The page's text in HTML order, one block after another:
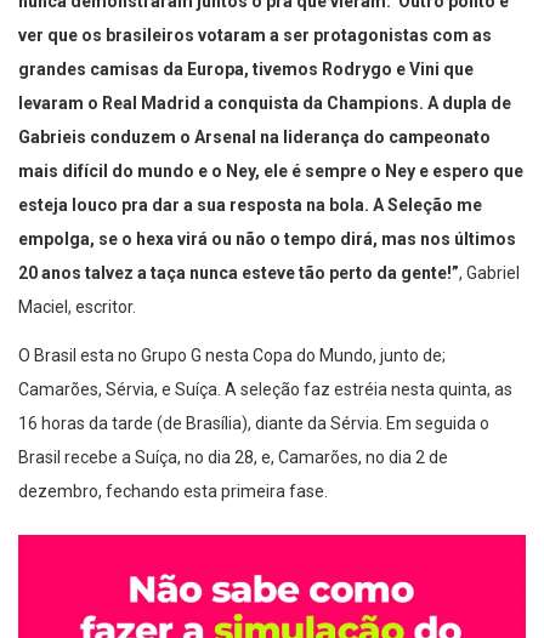
nunca demonstraram juntos o pra quê vieram. Outro ponto é
ver que os brasileiros votaram a ser protagonistas com as
grandes camisas da Europa, tivemos Rodrygo e Vini que
levaram o Real Madrid a conquista da Champions. A dupla de
Gabrieis conduzem o Arsenal na liderança do campeonato
mais difícil do mundo e o Ney, ele é sempre o Ney e espero que
esteja louco pra dar a sua resposta na bola. A Seleção me
empolga, se o hexa virá ou não o tempo dirá, mas nos últimos
20 anos talvez a taça nunca esteve tão perto da gente!” , Gabriel
Maciel, escritor.
O Brasil esta no Grupo G nesta Copa do Mundo, junto de;
Camarões, Sérvia, e Suíça. A seleção faz estréia nesta quinta, as
16 horas da tarde (de Brasília), diante da Sérvia. Em seguida o
Brasil recebe a Suíça, no dia 28, e, Camarões, no dia 2 de
dezembro, fechando esta primeira fase.